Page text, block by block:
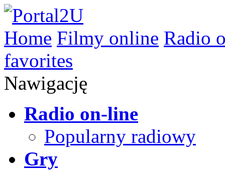
Home Filmy online Radio
favorites
Nawigację
Radio on-line
Popularny radiowy
Gry